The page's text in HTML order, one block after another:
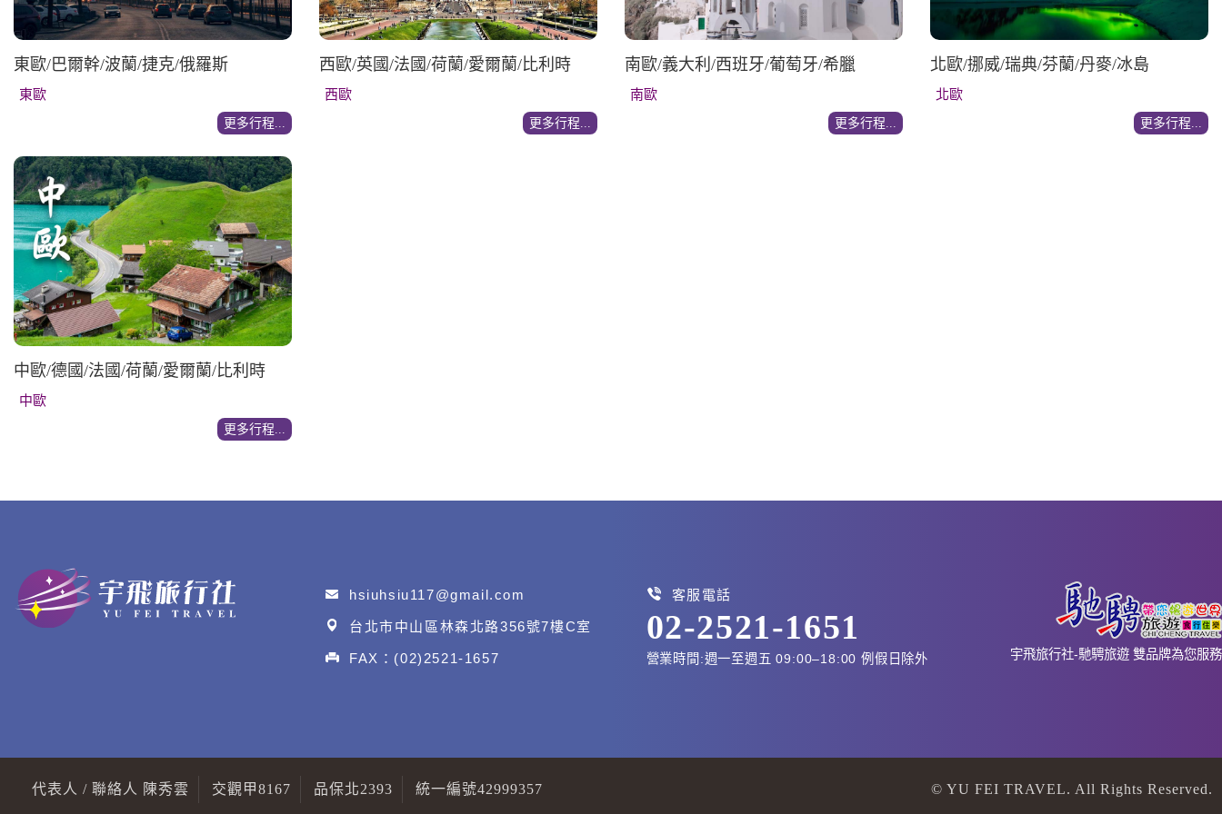
東歐/巴爾幹/波蘭/捷克/俄羅斯
東歐
更多行程...
西歐/英國/法國/荷蘭/愛爾蘭/比利時
西歐
更多行程...
南歐/義大利/西班牙/葡萄牙/希臘
南歐
更多行程...
北歐/挪威/瑞典/芬蘭/丹麥/冰島
北歐
更多行程...
中歐/德國/法國/荷蘭/愛爾蘭/比利時
中歐
更多行程...
hsiuhsiu117@gmail.com
台北市中山區林森北路356號7樓C室
FAX：(02)2521-1657
客服電話
02-2521-1651
營業時間:週一至週五 09:00–18:00 例假日除外 宇飛旅行社-馳騁旅遊 雙品牌為您服務
© YU FEI TRAVEL. All Rights Reserved.
代表人 / 聯絡人 陳秀雲 交觀甲8167 品保北2393 統一編號42999357